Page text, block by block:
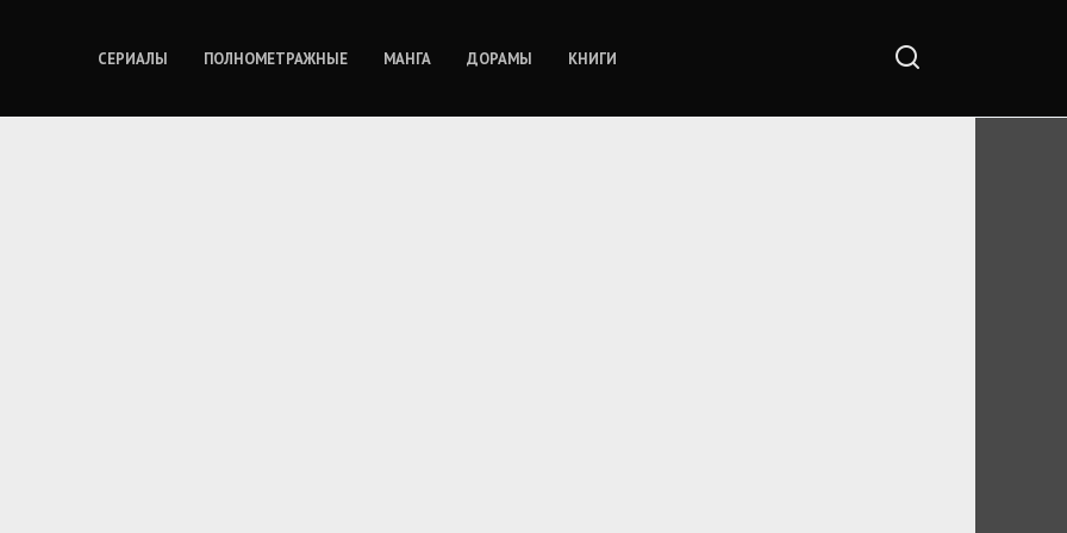
СЕРИАЛЫ ПОЛНОМЕТРАЖНЫЕ МАНГА ДОРАМЫ КНИГИ